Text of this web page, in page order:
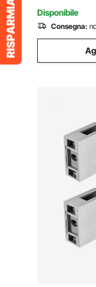
Girevole a 180°
Disponibile
Consegna: